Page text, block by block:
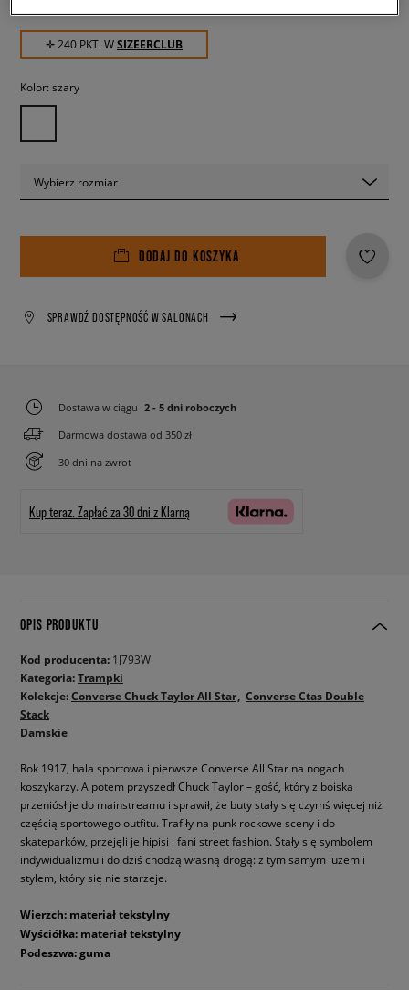
✛ 240 PKT. WSIZEERCLUB
Kolor: szary
Wybierz rozmiar
DODAJ DO KOSZYKA
SPRAWDŹ DOSTĘPNOŚĆ W SALONACH
Dostawa w ciągu 2 - 5 dni roboczych
Darmowa dostawa od 350 zł
30 dni na zwrot
Kup teraz. Zapłać za 30 dni z Klarną
OPIS PRODUKTU
Kod producenta: 1J793W
Kategoria:Trampki
Kolekcje:Converse Chuck Taylor All Star Converse Ctas Double
Stack
Damskie
Rok 1917, hala sportowa i pierwsze Converse All Star na nogach
koszykarzy. A potem przyszedł Chuck Taylor – gość, który z boiska
przeniósł je do mainstreamu i sprawił, że buty stały się czymś więcej niż
częścią sportowego outfitu. Trafiły na punk rockowe sceny i do
skateparków, przejęli je hipisi i fani street fashion. Stały się symbolem
indywidualizmu i do dziś chodzą własną drogą: z tym samym luzem i
stylem, który się nie starzeje.
Wierzch: materiał tekstylny
Wyściółka: materiał tekstylny
Podeszwa: guma